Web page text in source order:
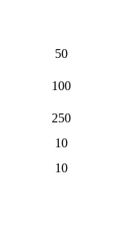
50
100
250
10
10